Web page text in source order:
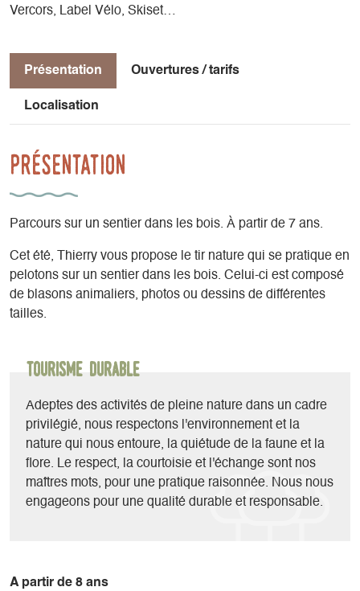
Vercors, Label Vélo, Skiset…
Présentation Ouvertures / tarifs
Localisation
Présentation
Parcours sur un sentier dans les bois. À partir de 7 ans.
Cet été, Thierry vous propose le tir nature qui se pratique en
pelotons sur un sentier dans les bois. Celui-ci est composé
de blasons animaliers, photos ou dessins de différentes
tailles.
Tourisme durable
Adeptes des activités de pleine nature dans un cadre
privilégié, nous respectons l'environnement et la
nature qui nous entoure, la quiétude de la faune et la
flore. Le respect, la courtoisie et l'échange sont nos
maîtres mots, pour une pratique raisonnée. Nous nous
engageons pour une qualité durable et responsable.
A partir de 8 ans